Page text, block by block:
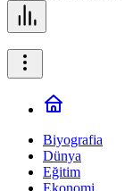
Biyografia
Dünya
Eğitim
Ekonomi